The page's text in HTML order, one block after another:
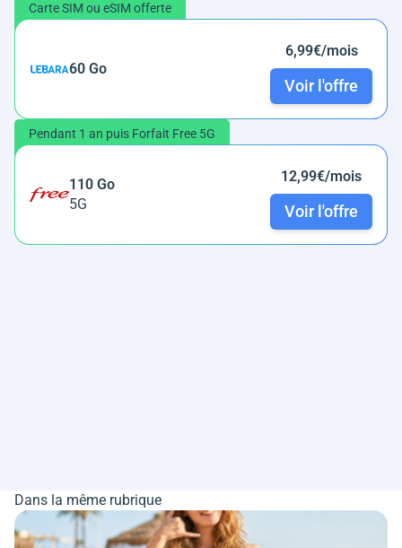
Carte SIM ou eSIM offerte
60 Go
6,99€/mois
Voir l'offre
Pendant 1 an puis Forfait Free 5G
110 Go
5G
12,99€/mois
Voir l'offre
Dans la même rubrique